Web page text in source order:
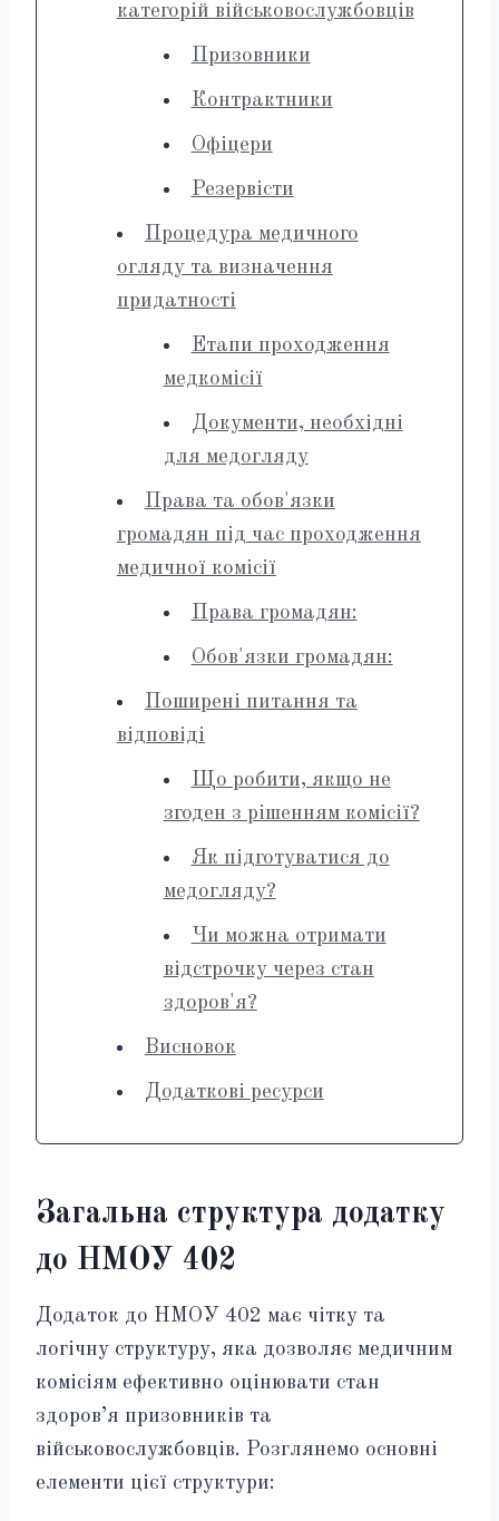
категорій військовослужбовців
Призовники
Контрактники
Офіцери
Резервісти
Процедура медичного
огляду та визначення
придатності
Етапи проходження
медкомісії
Документи, необхідні
для медогляду
Права та обов'язки
громадян під час проходження
медичної комісії
Права громадян:
Обов'язки громадян:
Поширені питання та
відповіді
Що робити, якщо не
згоден з рішенням комісії?
Як підготуватися до
медогляду?
Чи можна отримати
відстрочку через стан
здоров'я?
Висновок
Додаткові ресурси
Загальна структура додатку
до НМОУ 402
Додаток до НМОУ 402 має чітку та
логічну структуру, яка дозволяє медичним
комісіям ефективно оцінювати стан
здоров’я призовників та
військовослужбовців. Розглянемо основні
елементи цієї структури: